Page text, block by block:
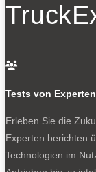

Tests von Experten
Erleben Sie die
Experten berichten
Technologien im